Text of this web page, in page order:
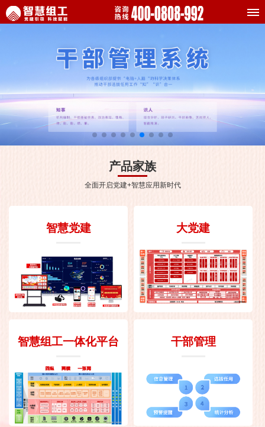
产品家族
全面开启党建+智慧应用新时代
智慧党建 大党建
智慧组工一体化平台 干部管理